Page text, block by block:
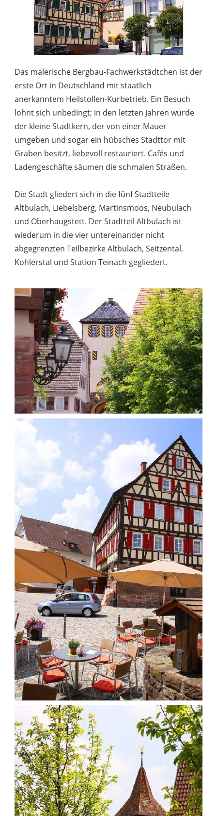
Das malerische Bergbau-Fachwerkstädtchen ist der
erste Ort in Deutschland mit staatlich
anerkanntem Heilstollen-Kurbetrieb. Ein Besuch
lohnt sich unbedingt; in den letzten Jahren wurde
der kleine Stadtkern, der von einer Mauer
umgeben und sogar ein hübsches Stadttor mit
Graben besitzt, liebevoll restauriert. Cafés und
Ladengeschäfte säumen die schmalen Straßen.
Die Stadt gliedert sich in die fünf Stadtteile
Altbulach, Liebelsberg, Martinsmoos, Neubulach
und Oberhaugstett. Der Stadtteil Altbulach ist
wiederum in die vier untereinander nicht
abgegrenzten Teilbezirke Altbulach, Seitzental,
Kohlerstal und Station Teinach gegliedert.